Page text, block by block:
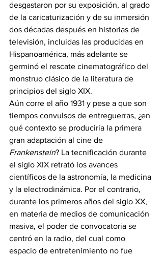
desgastaron por su exposición, al grado
de la caricaturización y de su inmersión
dos décadas después en historias de
televisión, incluidas las producidas en
Hispanoamérica, más adelante se
germinó el rescate cinematográfico del
monstruo clásico de la literatura de
principios del siglo XIX.
Aún corre el año 1931 y pese a que son
tiempos convulsos de entreguerras, ¿en
qué contexto se produciría la primera
gran adaptación al cine de
Frankenstein? La tecnificación durante
el siglo XIX retrató los avances
científicos de la astronomía, la medicina
y la electrodinámica. Por el contrario,
durante los primeros años del siglo XX,
en materia de medios de comunicación
masiva, el poder de convocatoria se
centró en la radio, del cual como
espacio de entretenimiento no fue